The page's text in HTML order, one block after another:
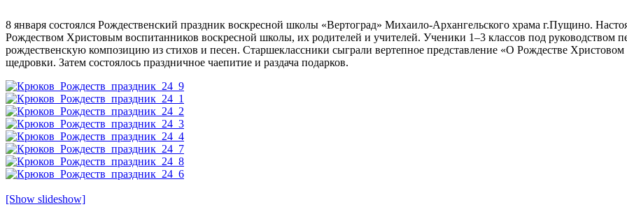
8 января состоялся Рождественский праздник воскресной школы «Вертоград» Михаило-Архангельского храма г.Пущино.
Рождеством Христовым воспитанников воскресной школы, их родителей и учителей. Ученики 1–3 классов под
рождественскую композицию из стихов и песен. Старшеклассники сыграли вертепное представление «О Рождестве
щедровки. Затем состоялось праздничное чаепитие и раздача подарков.
[Show slideshow]